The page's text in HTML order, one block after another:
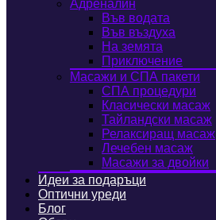
Адреналин
Във водата
Във въздуха
На земята
Приключение
Масажи и СПА пакети
СПА процедури
Класически масаж
Тайландски масаж
Релаксиращ масаж
Лечебен масаж
Масажи за двойки
Идеи за подаръци
Оптични уреди
Блог